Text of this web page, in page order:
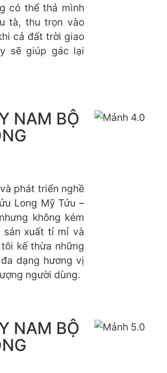
có thể thả mình
tà, thu trọn vào
cả đất trời giao
sẽ giúp gác lại
NAM BỘ
phát triển nghề
Long Mỹ Tửu –
không kém
sản xuất tỉ mỉ và
kế thừa những
dạng hương vị
người dùng.
NAM BỘ